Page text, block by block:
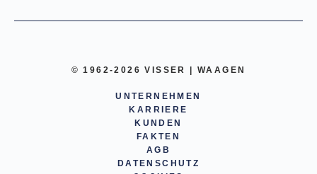
© 1962-2026 VISSER | WAAGEN
UNTERNEHMEN
KARRIERE
KUNDEN
FAKTEN
AGB
DATENSCHUTZ